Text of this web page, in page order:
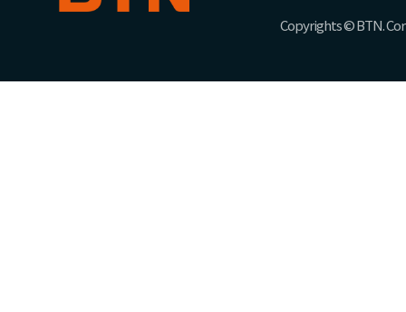
Copyrights © BTN.